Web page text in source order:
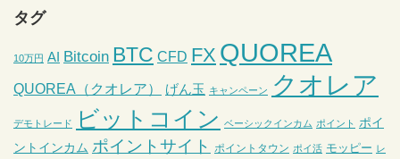
タグ
10万円 AI Bitcoin BTC CFD FX QUOREA
QUOREA（クオレア） げん玉 キャンペーン クオレア
デモトレード ビットコイン ベーシックインカム ポイント ポイ
ントインカム ポイントサイト ポイントタウン ポイ活 モッピー レ